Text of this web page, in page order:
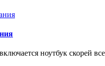
ноутбук скорей